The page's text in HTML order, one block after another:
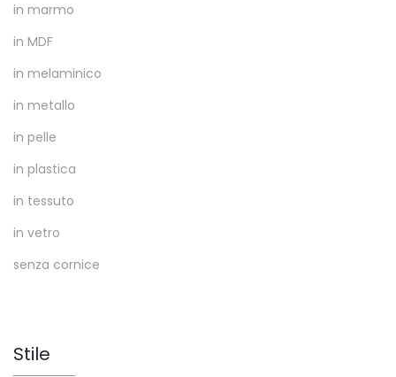
in marmo
in MDF
in melaminico
in metallo
in pelle
in plastica
in tessuto
in vetro
senza cornice
Stile